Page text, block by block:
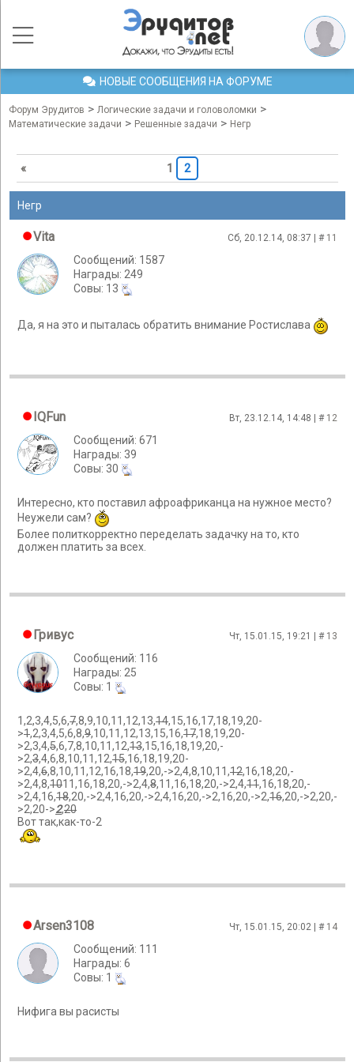
НОВЫЕ СООБЩЕНИЯ НА ФОРУМЕ
Форум Эрудитов > Логические задачи и головоломки >
Математические задачи > Решенные задачи > Негр
« 1 2
Негр
Vita Сб, 20.12.14, 08:37 | # 11
Сообщений: 1587
Награды: 249
Cовы: 13
Да, я на это и пыталась обратить внимание Ростислава
IQFun Вт, 23.12.14, 14:48 | # 12
Сообщений: 671
Награды: 39
Cовы: 30
Интересно, кто поставил афроафриканца на нужное место?
Неужели сам?
Более политкорректно переделать задачку на то, кто
должен платить за всех.
Гривус Чт, 15.01.15, 19:21 | # 13
Сообщений: 116
Награды: 25
Cовы: 1
1,2,3,4,5,6,7,8,9,10,11,12,13,14,15,16,17,18,19,20-
>1,2,3,4,5,6,8,9,10,11,12,13,15,16,17,18,19,20-
>2,3,4,5,6,7,8,10,11,12,13,15,16,18,19,20,-
>2,3,4,6,8,10,11,12,15,16,18,19,20-
>2,4,6,8,10,11,12,16,18,19,20,->2,4,8,10,11,12,16,18,20,-
>2,4,8,1011,16,18,20,->2,4,8,11,16,18,20,->2,4,11,16,18,20,-
>2,4,16,18,20,->2,4,16,20,->2,4,16,20,->2,16,20,->2,16,20,->2,20,-
>2,20->2,20
Вот так,как-то-2
Arsen3108 Чт, 15.01.15, 20:02 | # 14
Сообщений: 111
Награды: 6
Cовы: 1
Нифига вы расисты